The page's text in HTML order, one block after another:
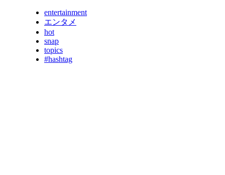
entertainment
エンタメ
hot
snap
topics
#hashtag